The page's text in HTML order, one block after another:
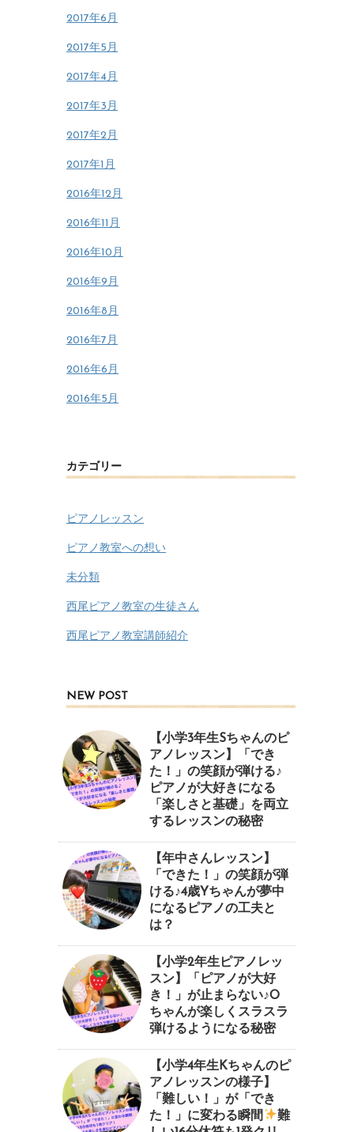
2017年6月
2017年5月
2017年4月
2017年3月
2017年2月
2017年1月
2016年12月
2016年11月
2016年10月
2016年9月
2016年8月
2016年7月
2016年6月
2016年5月
カテゴリー
ピアノレッスン
ピアノ教室への想い
未分類
西尾ピアノ教室の生徒さん
西尾ピアノ教室講師紹介
NEW POST
【小学3年生Sちゃんのピ
アノレッスン】「でき
た！」の笑顔が弾ける♪
ピアノが大好きになる
「楽しさと基礎」を両立
するレッスンの秘密
【年中さんレッスン】
「できた！」の笑顔が弾
ける♪4歳Yちゃんが夢中
になるピアノの工夫と
は？
【小学2年生ピアノレッ
スン】「ピアノが大好
き！」が止まらない♪O
ちゃんが楽しくスラスラ
弾けるようになる秘密
【小学4年生Kちゃんのピ
アノレッスンの様子】
「難しい！」が「でき
た！」に変わる瞬間
⁠難